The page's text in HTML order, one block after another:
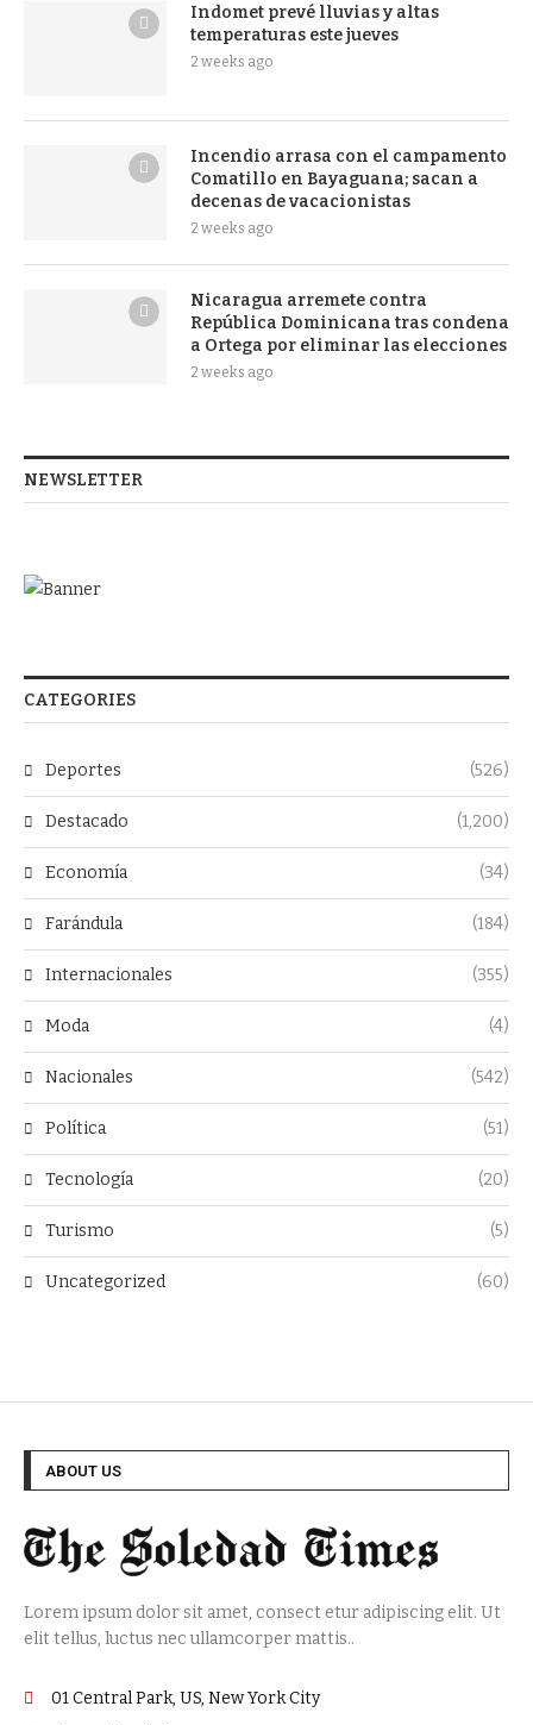
Indomet prevé lluvias y altas
temperaturas este jueves
2 weeks ago
Incendio arrasa con el campamento
Comatillo en Bayaguana; sacan a
decenas de vacacionistas
2 weeks ago
Nicaragua arremete contra
República Dominicana tras condena
a Ortega por eliminar las elecciones
2 weeks ago
NEWSLETTER
CATEGORIES
Deportes (526)
Destacado (1,200)
Economía (34)
Farándula (184)
Internacionales (355)
Moda (4)
Nacionales (542)
Política (51)
Tecnología (20)
Turismo (5)
Uncategorized (60)
ABOUT US
Lorem ipsum dolor sit amet, consect etur adipiscing elit. Ut
elit tellus, luctus nec ullamcorper mattis..
01 Central Park, US, New York City